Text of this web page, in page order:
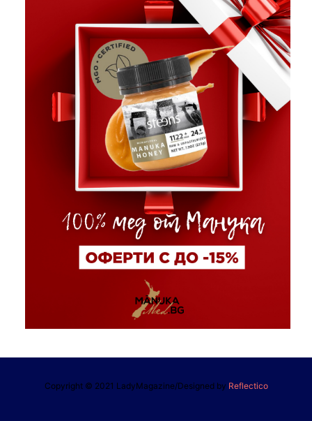
Copyright © 2021 LadyMagazine/Designed by Reflectico